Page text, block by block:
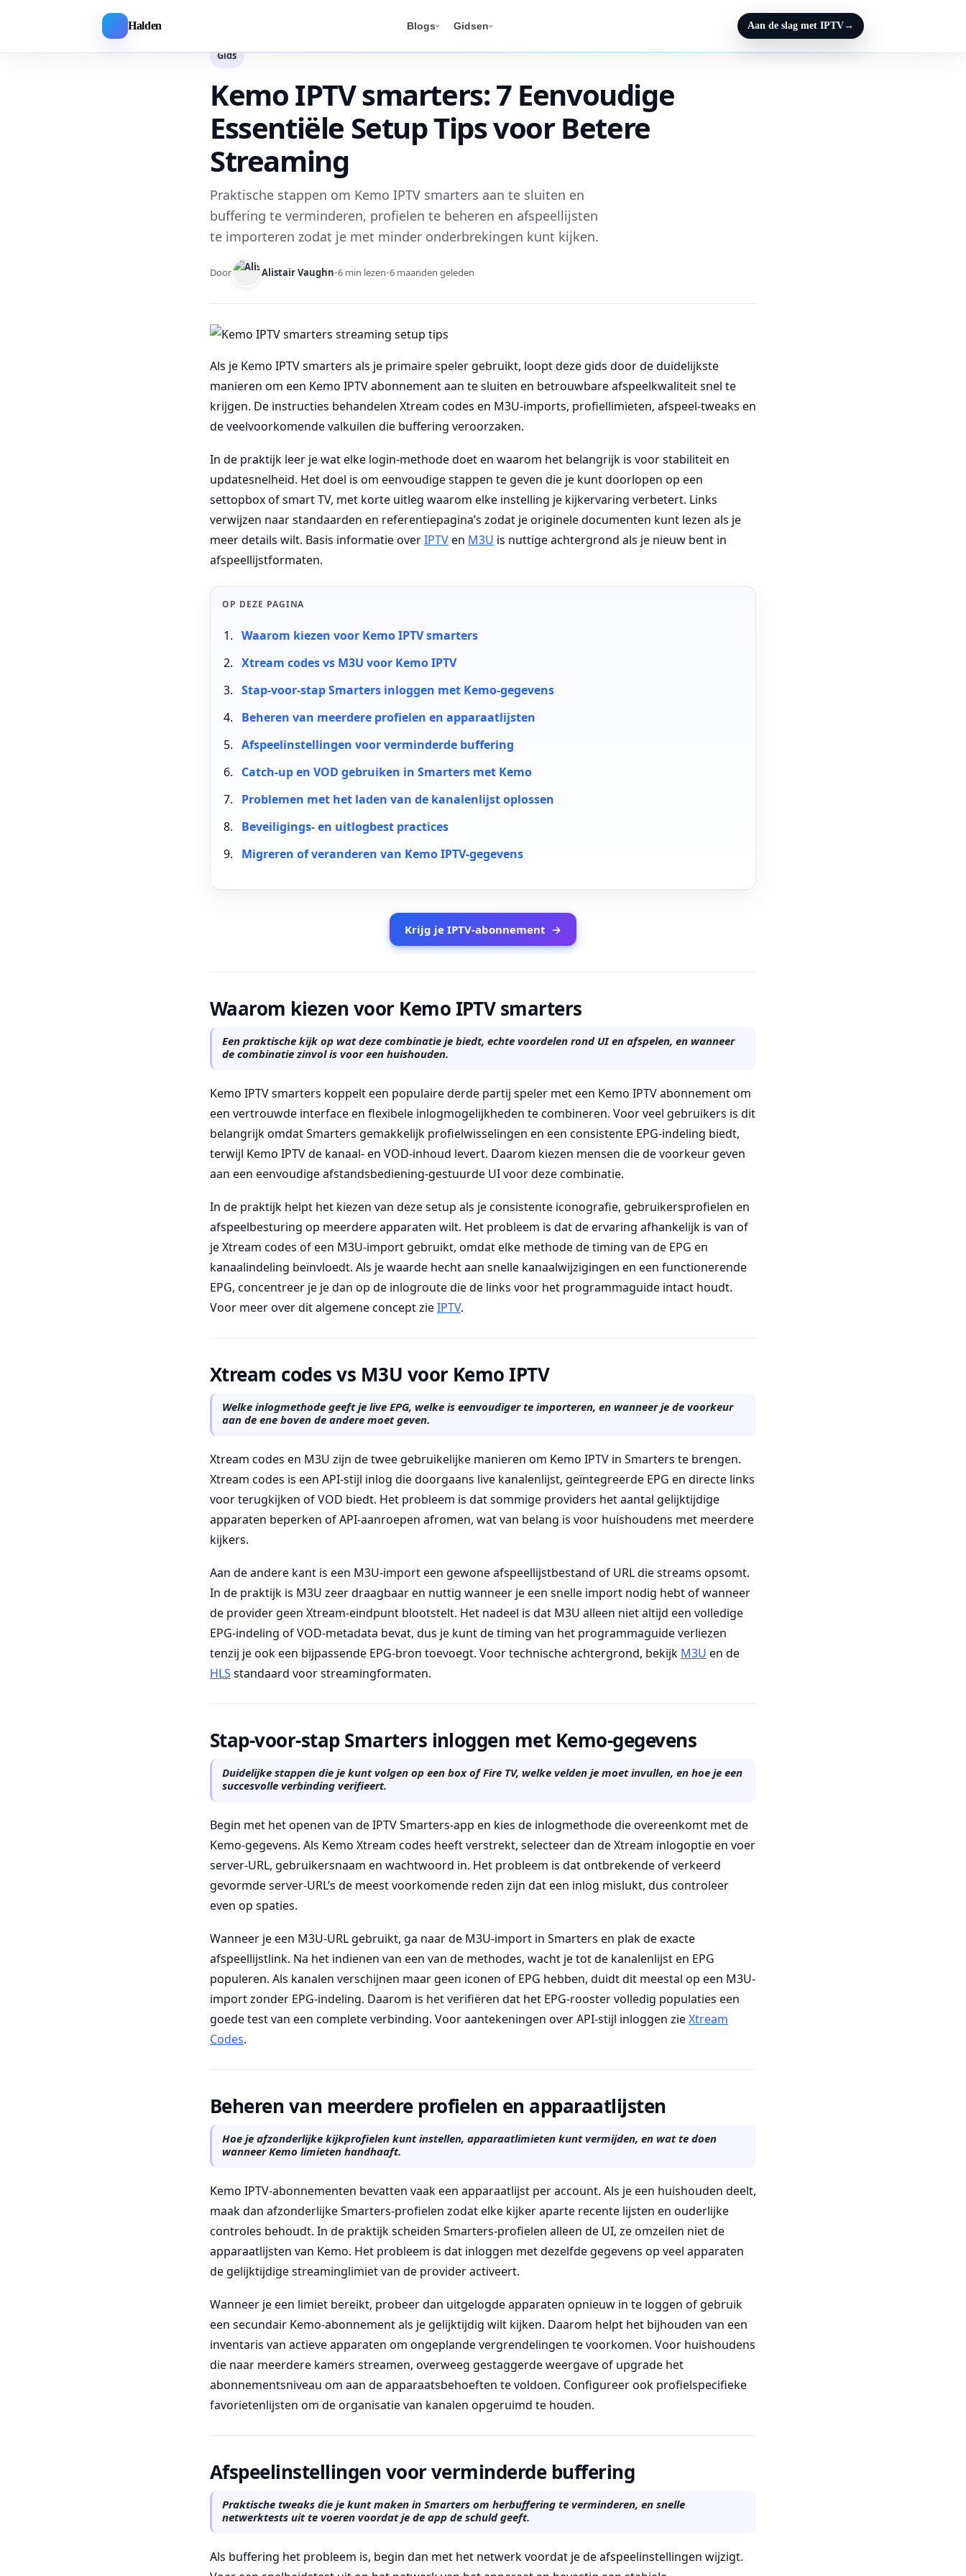
Halden Blogs Gidsen Aan de slag met IPTV→
Gids
Kemo IPTV smarters: 7 Eenvoudige
Essentiële Setup Tips voor Betere
Streaming
Praktische stappen om Kemo IPTV smarters aan te sluiten en
buffering te verminderen, profielen te beheren en afspeellijsten
te importeren zodat je met minder onderbrekingen kunt kijken.
Door Alistair Vaughn•6 min lezen•6 maanden geleden
Als je Kemo IPTV smarters als je primaire speler gebruikt, loopt deze gids door de duidelijkste
manieren om een Kemo IPTV abonnement aan te sluiten en betrouwbare afspeelkwaliteit snel te
krijgen. De instructies behandelen Xtream codes en M3U-imports, profiellimieten, afspeel-tweaks en
de veelvoorkomende valkuilen die buffering veroorzaken.
In de praktijk leer je wat elke login-methode doet en waarom het belangrijk is voor stabiliteit en
updatesnelheid. Het doel is om eenvoudige stappen te geven die je kunt doorlopen op een
settopbox of smart TV, met korte uitleg waarom elke instelling je kijkervaring verbetert. Links
verwijzen naar standaarden en referentiepagina’s zodat je originele documenten kunt lezen als je
meer details wilt. Basis informatie overIPTVen M3U is nuttige achtergrond als je nieuw bent in
afspeellijstformaten.
OP DEZE PAGINA
Waarom kiezen voor Kemo IPTV smarters
Xtream codes vs M3U voor Kemo IPTV
Stap-voor-stap Smarters inloggen met Kemo-gegevens
Beheren van meerdere profielen en apparaatlijsten
Afspeelinstellingen voor verminderde buffering
Catch-up en VOD gebruiken in Smarters met Kemo
Problemen met het laden van de kanalenlijst oplossen
Beveiligings- en uitlogbest practices
Migreren of veranderen van Kemo IPTV-gegevens
Krijg je IPTV-abonnement →
Waarom kiezen voor Kemo IPTV smarters
Een praktische kijk op wat deze combinatie je biedt, echte voordelen rond UI en afspelen, en wanneer
de combinatie zinvol is voor een huishouden.
Kemo IPTV smarters koppelt een populaire derde partij speler met een Kemo IPTV abonnement om
een vertrouwde interface en flexibele inlogmogelijkheden te combineren. Voor veel gebruikers is dit
belangrijk omdat Smarters gemakkelijk profielwisselingen en een consistente EPG-indeling biedt,
terwijl Kemo IPTV de kanaal- en VOD-inhoud levert. Daarom kiezen mensen die de voorkeur geven
aan een eenvoudige afstandsbediening-gestuurde UI voor deze combinatie.
In de praktijk helpt het kiezen van deze setup als je consistente iconografie, gebruikersprofielen en
afspeelbesturing op meerdere apparaten wilt. Het probleem is dat de ervaring afhankelijk is van of
je Xtream codes of een M3U-import gebruikt, omdat elke methode de timing van de EPG en
kanaalindeling beïnvloedt. Als je waarde hecht aan snelle kanaalwijzigingen en een functionerende
EPG, concentreer je je dan op de inlogroute die de links voor het programmaguide intact houdt.
Voor meer over dit algemene concept zieIPTV.
Xtream codes vs M3U voor Kemo IPTV
Welke inlogmethode geeft je live EPG, welke is eenvoudiger te importeren, en wanneer je de voorkeur
aan de ene boven de andere moet geven.
Xtream codes en M3U zijn de twee gebruikelijke manieren om Kemo IPTV in Smarters te brengen.
Xtream codes is een API-stijl inlog die doorgaans live kanalenlijst, geïntegreerde EPG en directe links
voor terugkijken of VOD biedt. Het probleem is dat sommige providers het aantal gelijktijdige
apparaten beperken of API-aanroepen afromen, wat van belang is voor huishoudens met meerdere
kijkers.
Aan de andere kant is een M3U-import een gewone afspeellijstbestand of URL die streams opsomt.
In de praktijk is M3U zeer draagbaar en nuttig wanneer je een snelle import nodig hebt of wanneer
de provider geen Xtream-eindpunt blootstelt. Het nadeel is dat M3U alleen niet altijd een volledige
EPG-indeling of VOD-metadata bevat, dus je kunt de timing van het programmaguide verliezen
tenzij je ook een bijpassende EPG-bron toevoegt. Voor technische achtergrond, bekijk M3U en de
HLS standaard voor streamingformaten.
Stap-voor-stap Smarters inloggen met Kemo-gegevens
Duidelijke stappen die je kunt volgen op een box of Fire TV, welke velden je moet invullen, en hoe je een
succesvolle verbinding verifieert.
Begin met het openen van de IPTV Smarters-app en kies de inlogmethode die overeenkomt met de
Kemo-gegevens. Als Kemo Xtream codes heeft verstrekt, selecteer dan de Xtream inlogoptie en voer
server-URL, gebruikersnaam en wachtwoord in. Het probleem is dat ontbrekende of verkeerd
gevormde server-URL’s de meest voorkomende reden zijn dat een inlog mislukt, dus controleer
even op spaties.
Wanneer je een M3U-URL gebruikt, ga naar de M3U-import in Smarters en plak de exacte
afspeellijstlink. Na het indienen van een van de methodes, wacht je tot de kanalenlijst en EPG
populeren. Als kanalen verschijnen maar geen iconen of EPG hebben, duidt dit meestal op een M3U-
import zonder EPG-indeling. Daarom is het verifiëren dat het EPG-rooster volledig populaties een
goede test van een complete verbinding. Voor aantekeningen over API-stijl inloggen zieXtream
Codes.
Beheren van meerdere profielen en apparaatlijsten
Hoe je afzonderlijke kijkprofielen kunt instellen, apparaatlimieten kunt vermijden, en wat te doen
wanneer Kemo limieten handhaaft.
Kemo IPTV-abonnementen bevatten vaak een apparaatlijst per account. Als je een huishouden deelt,
maak dan afzonderlijke Smarters-profielen zodat elke kijker aparte recente lijsten en ouderlijke
controles behoudt. In de praktijk scheiden Smarters-profielen alleen de UI, ze omzeilen niet de
apparaatlijsten van Kemo. Het probleem is dat inloggen met dezelfde gegevens op veel apparaten
de gelijktijdige streaminglimiet van de provider activeert.
Wanneer je een limiet bereikt, probeer dan uitgelogde apparaten opnieuw in te loggen of gebruik
een secundair Kemo-abonnement als je gelijktijdig wilt kijken. Daarom helpt het bijhouden van een
inventaris van actieve apparaten om ongeplande vergrendelingen te voorkomen. Voor huishoudens
die naar meerdere kamers streamen, overweeg gestaggerde weergave of upgrade het
abonnementsniveau om aan de apparaatsbehoeften te voldoen. Configureer ook profielspecifieke
favorietenlijsten om de organisatie van kanalen opgeruimd te houden.
Afspeelinstellingen voor verminderde buffering
Praktische tweaks die je kunt maken in Smarters om herbuffering te verminderen, en snelle
netwerktests uit te voeren voordat je de app de schuld geeft.
Als buffering het probleem is, begin dan met het netwerk voordat je de afspeelinstellingen wijzigt.